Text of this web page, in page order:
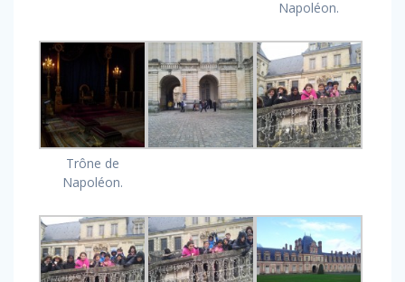
Napoléon.
Trône de
Napoléon.